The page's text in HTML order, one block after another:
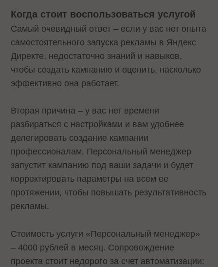
Когда стоит воспользоваться услугой
Самый очевидный ответ – если у вас нет опыта
самостоятельного запуска рекламы в Яндекс
Директе, недостаточно знаний и навыков,
чтобы создать кампанию и оценить, насколько
эффективно она работает.
Вторая причина – у вас нет времени
разбираться с настройками и вам удобнее
делегировать создание кампании
профессионалам. Персональный менеджер
запустит кампанию под ваши задачи и будет
корректировать параметры на всем ее
протяжении, чтобы повышать результативность
рекламы.
Стоимость услуги «Персональный менеджер»
– 4000 рублей в месяц. Сопровождение
проекта стоит недорого за счет автоматизации: